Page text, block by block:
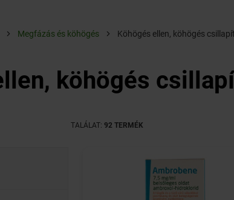
Megfázás és köhögés Köhögés ellen, köhögés
köhögés
TALÁLAT: 92 TERMÉK